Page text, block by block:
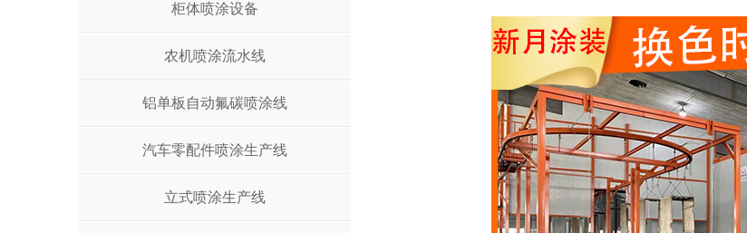
柜体喷涂设备
农机喷涂流水线
铝单板自动氟碳喷涂线
汽车零配件喷涂生产线
立式喷涂生产线